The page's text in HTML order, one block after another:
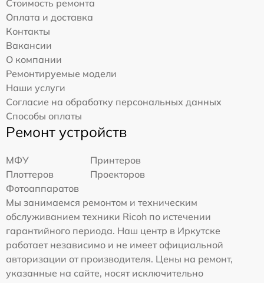
Стоимость ремонта
Оплата и доставка
Контакты
Вакансии
О компании
Ремонтируемые модели
Наши услуги
Согласие на обработку персональных данных
Способы оплаты
Ремонт устройств
МФУ
Принтеров
Плоттеров
Проекторов
Фотоаппаратов
Мы занимаемся ремонтом и техническим
обслуживанием техники Ricoh по истечении
гарантийного периода. Наш центр в Иркутске
работает независимо и не имеет официальной
авторизации от производителя. Цены на ремонт,
указанные на сайте, носят исключительно